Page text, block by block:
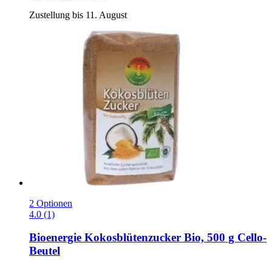
Zustellung bis 11. August
2 Optionen
4.0 (1)
Bioenergie Kokosblütenzucker Bio, 500 g Cello-​
Beutel